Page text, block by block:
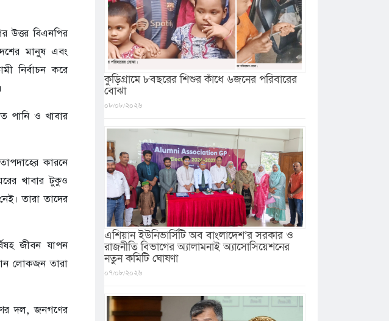
উত্তর বিএনপির
মানুষ এবং
নির্বাচন করে
পানি ও খাবার
কারনে
খাবার টুকুও
তারা তাদের
জীবন যাপন
লোকজন তারা
দল, জনগণের
কুড়িগ্রামে ৮বছরের শিশুর কাঁধে ৬জনের পরিবারের
বোঝা
০৮/০৮/২০২৬
এশিয়ান ইউনিভার্সিটি অব বাংলাদেশ’র সরকার ও
রাজনীতি বিভাগের অ্যালামনাই অ্যাসোসিয়েশনের
নতুন কমিটি ঘোষণা
০৭/০৮/২০২৬